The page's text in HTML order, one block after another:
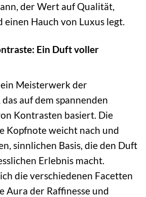
der Wert auf Qualität,
Hauch von Luxus legt.
Ein Duft voller
Meisterwerk der
auf dem spannenden
Kontrasten basiert. Die
Kopfnote weicht nach und
sinnlichen Basis, die den Duft
Erlebnis macht.
die verschiedenen Facetten
Aura der Raffinesse und